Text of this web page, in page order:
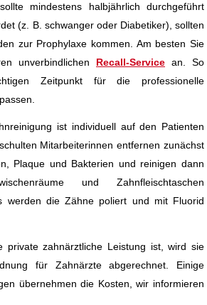
mindestens halbjährlich durchgeführt
(z. B. schwanger oder Diabetiker), sollten
zur Prophylaxe kommen. Am besten Sie
unverbindlichen Recall-Service an. So
Zeitpunkt für die professionelle
ist individuell auf den Patienten
Mitarbeiterinnen entfernen zunächst
Plaque und Bakterien und reinigen dann
und Zahnfleischtaschen
werden die Zähne poliert und mit Fluorid
private zahnärztliche Leistung ist, wird sie
für Zahnärzte abgerechnet. Einige
übernehmen die Kosten, wir informieren